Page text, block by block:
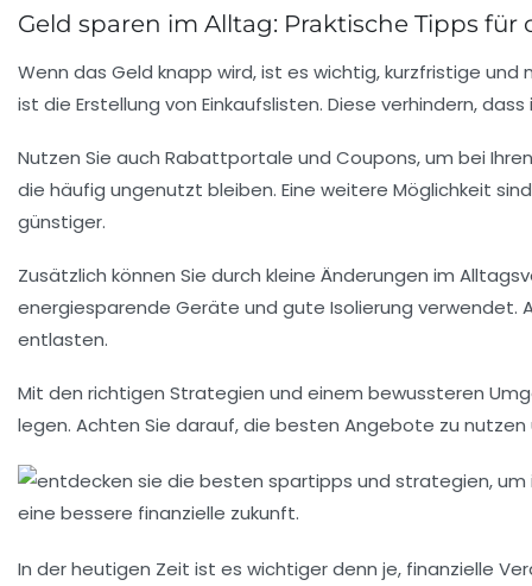
Geld sparen im Alltag: Praktische Tipps für
Wenn das Geld knapp wird, ist es wichtig,kurzfristige und
ist die Erstellung von Einkaufslisten. Diese verhindern,
Nutzen Sie auch Rabattportale und Coupons, um bei
die häufig ungenutzt bleiben. Eine weitere Möglichkeit
günstiger.
Zusätzlich können Sie durch kleine Änderungen im
energiesparende Geräte und gute Isolierung verwendet.
entlasten.
Mit den richtigen Strategien und einem bewussteren
legen. Achten Sie darauf, die besten Angebote zu nutzen
In der heutigen Zeit ist es wichtiger denn je, finanzielle